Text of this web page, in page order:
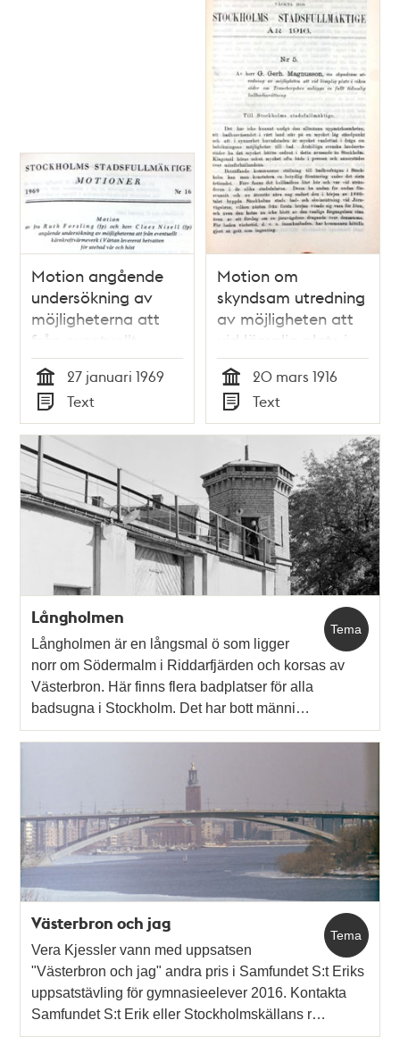
Motion angående
undersökning av
möjligheterna att
från eventuellt
kärnkraftvärmeverk i
Värtan leverera
hetvatten för
utebad vår och höst
- Stadsfullmäktige
1969
Tid
27 januari 1969
Typ
Text
Motion om
skyndsam utredning
av möjligheten att
vid lämplig plats i
viken söder om
Tranebergsbro
anlägga en fullt
tidsenlig
kallbadsinrättning –
Stadsfullmäktige
1916
Tid
20 mars 1916
Typ
Text
Tema
Långholmen
Långholmen är en långsmal ö som ligger
norr om Södermalm i Riddarfjärden och korsas av
Västerbron. Här finns flera badplatser för alla
badsugna i Stockholm. Det har bott männi…
Tema
Västerbron och jag
Vera Kjessler vann med uppsatsen
"Västerbron och jag" andra pris i Samfundet S:t Eriks
uppsatstävling för gymnasieelever 2016. Kontakta
Samfundet S:t Erik eller Stockholmskällans r…